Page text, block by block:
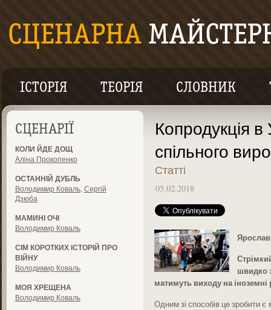
ІСТОРІЯ ТЕОРІЯ СЛОВНИК
СЦЕНАРІЇ
КОЛИ ЙДЕ ДОЩ
Аліна Прокопенко
ОСТАННІЙ ДУБЛЬ
Володимир Коваль, Сергій
Дзюба
МАМИНІ ОЧІ
Володимир Коваль
СІМ КОРОТКИХ ІСТОРІЙ ПРО
ВІЙНУ
Володимир Коваль
МОЯ ХРЕЩЕНА
Володимир Коваль
Копродукція в
спільного
Статті
05.02.2018
Ярослав
швидко
матимуть виходу на іноземні
Одним зі способів це зробити